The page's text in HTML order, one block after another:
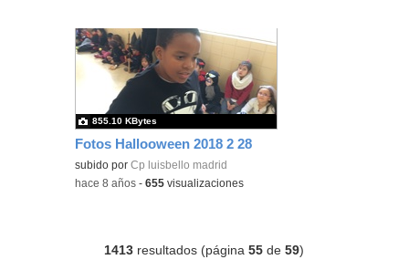
Fotos Hallooween 2018 2 28
subido porCp luisbello madrid
855.10 KBytes
-hace 8 años -655 visualizaciones
1413 resultados (página55 de59)